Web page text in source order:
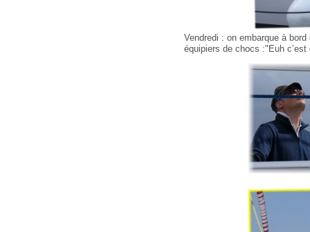
Vendredi : on embarque à
équipiers de chocs :"Euh